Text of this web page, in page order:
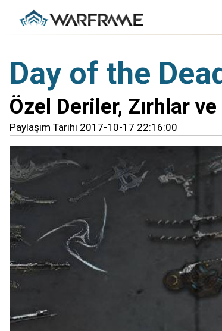
Day of the
Özel Deriler, Zırhlar
Paylaşım Tarihi 2017-10-17 22:16:00